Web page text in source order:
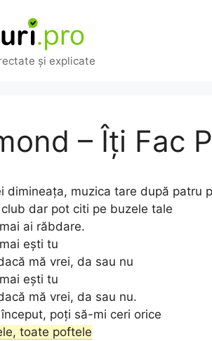
și explicate
– Îți Fac
dimineața, muzica tare după patru
dar pot citi pe buzele tale
ai răbdare.
ești tu
mă vrei, da sau nu
ești tu
mă vrei, da sau nu.
poți să-mi ceri orice
toate poftele